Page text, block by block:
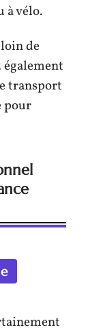
à vélo.
de
transport
pour